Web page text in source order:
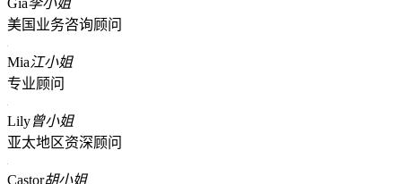
美国业务咨询顾问
Mia江小姐
专业顾问
Lily曾小姐
亚太地区资深顾问
Castor胡小姐